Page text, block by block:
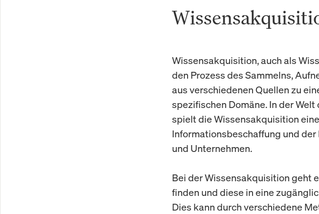
Wissensakquisition, auch als
den Prozess des Sammelns,
aus verschiedenen Quellen zu
spezifischen Domäne. In der
spielt die Wissensakquisition
Informationsbeschaffung und
und Unternehmen.
Bei der Wissensakquisition geht
finden und diese in eine
Dies kann durch verschiedene